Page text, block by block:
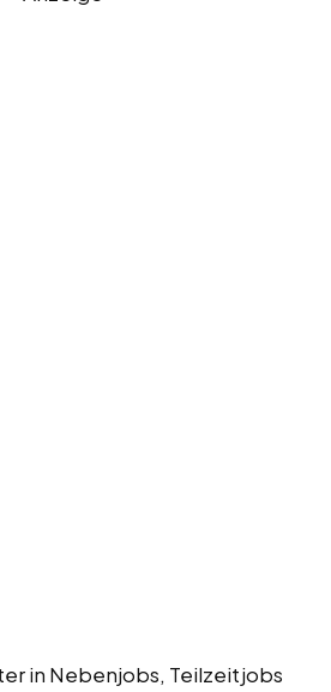
in Nebenjobs, Teilzeitjobs